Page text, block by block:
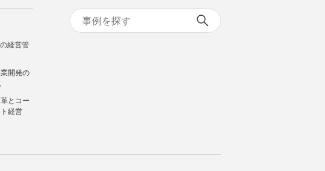
経営管
開発の
とコー
経営